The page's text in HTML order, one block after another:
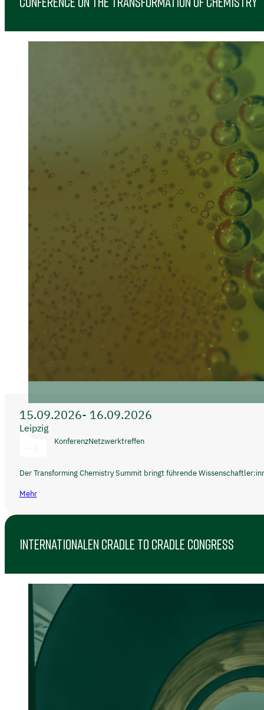
15.09.2026- 16.09.2026
Leipzig
KonferenzNetzwerktreffen
Der Transforming Chemistry Summit bringt führende
Mehr
INTERNATIONALEN CRADLE TO CRADLE CONGRESS